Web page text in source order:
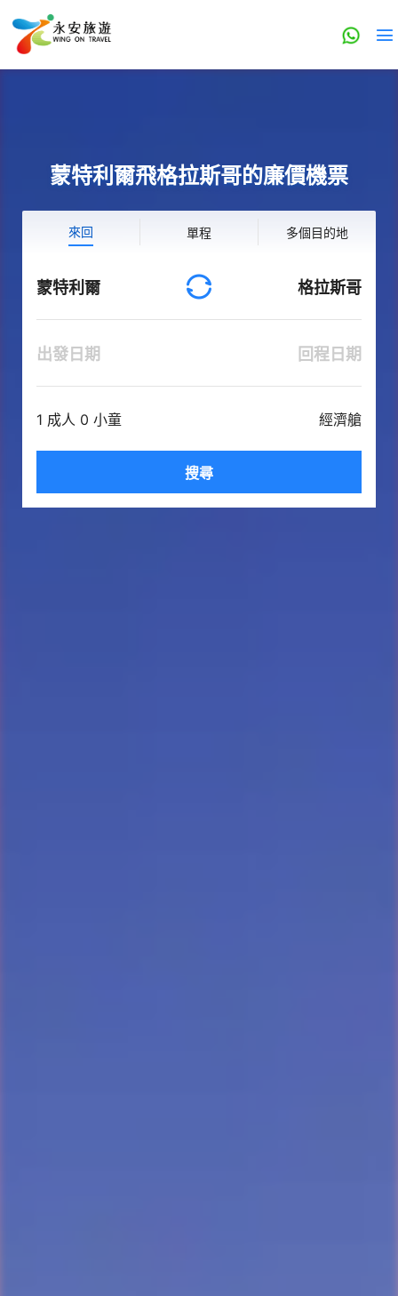
蒙特利爾飛格拉斯哥的廉價機票
來回 單程 多個目的地
蒙特利爾 格拉斯哥
出發日期 回程日期
1 成人 0 小童 經濟艙
搜尋